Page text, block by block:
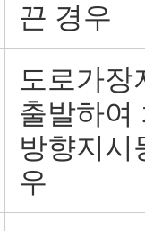
끈 경우
도로가장
출발하여
방향지시
우